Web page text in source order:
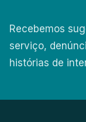
Recebemos
serviço,
histórias de